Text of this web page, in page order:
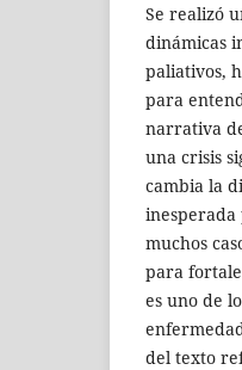
Se realizó
dinámicas
paliativos,
para
narrativa
una crisis
cambia la
inesperada
muchos
para
es uno de
del texto